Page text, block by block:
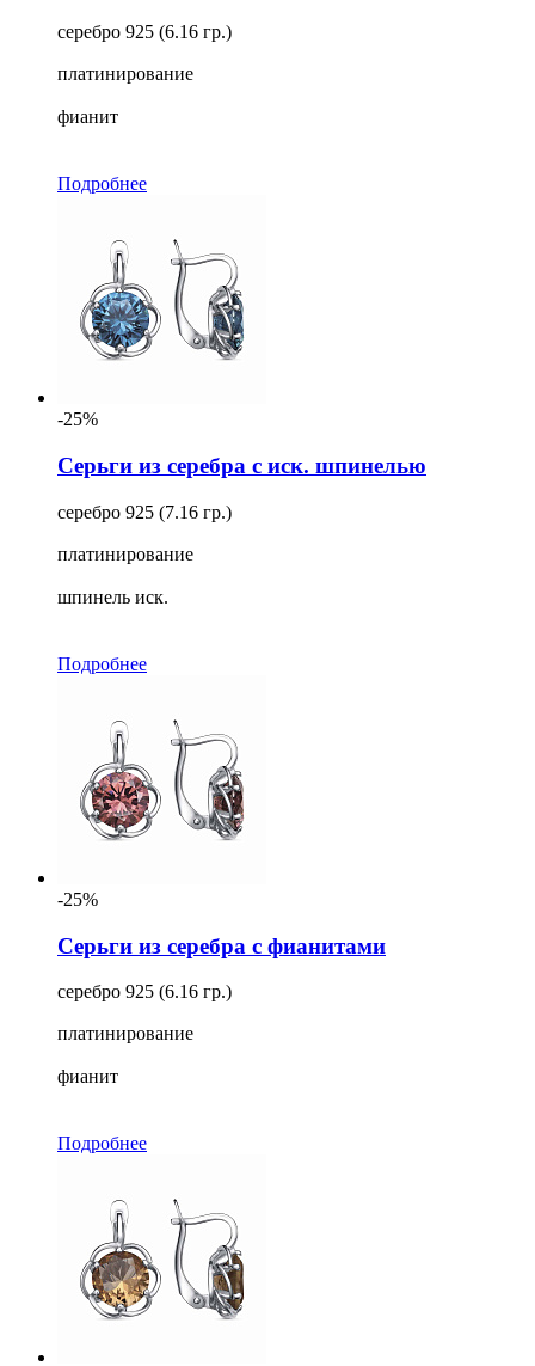
серебро 925 (6.16 гр.)
платинирование
фианит
Подробнее
-25%
Серьги из серебра с иск. шпинелью
серебро 925 (7.16 гр.)
платинирование
шпинель иск.
Подробнее
-25%
Серьги из серебра с фианитами
серебро 925 (6.16 гр.)
платинирование
фианит
Подробнее